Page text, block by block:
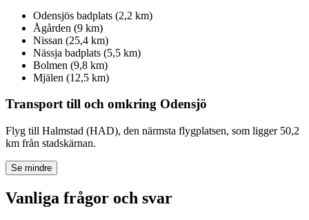
Odensjös badplats (2,2 km)
Ågården (9 km)
Nissan (25,4 km)
Nässja badplats (5,5 km)
Bolmen (9,8 km)
Mjälen (12,5 km)
Transport till och omkring Odensjö
Flyg till Halmstad (HAD), den närmsta flygplatsen, som ligger 50,2
km från stadskärnan.
Se mindre
Vanliga frågor och svar